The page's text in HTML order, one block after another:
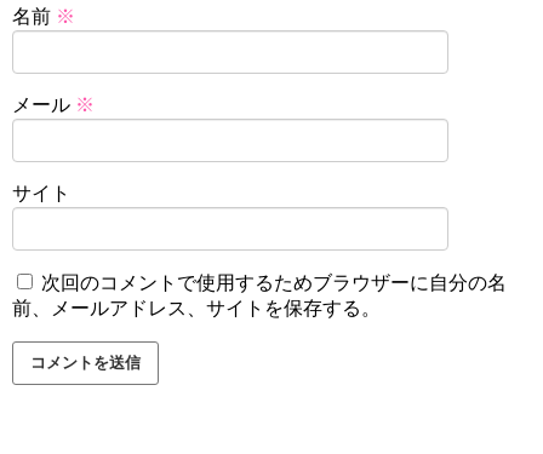
名前 ※
メール ※
サイト
次回のコメントで使用するためブラウザーに自分の名
前、メールアドレス、サイトを保存する。